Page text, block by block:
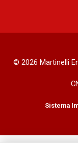
© 2026 Martinelli
Sistema